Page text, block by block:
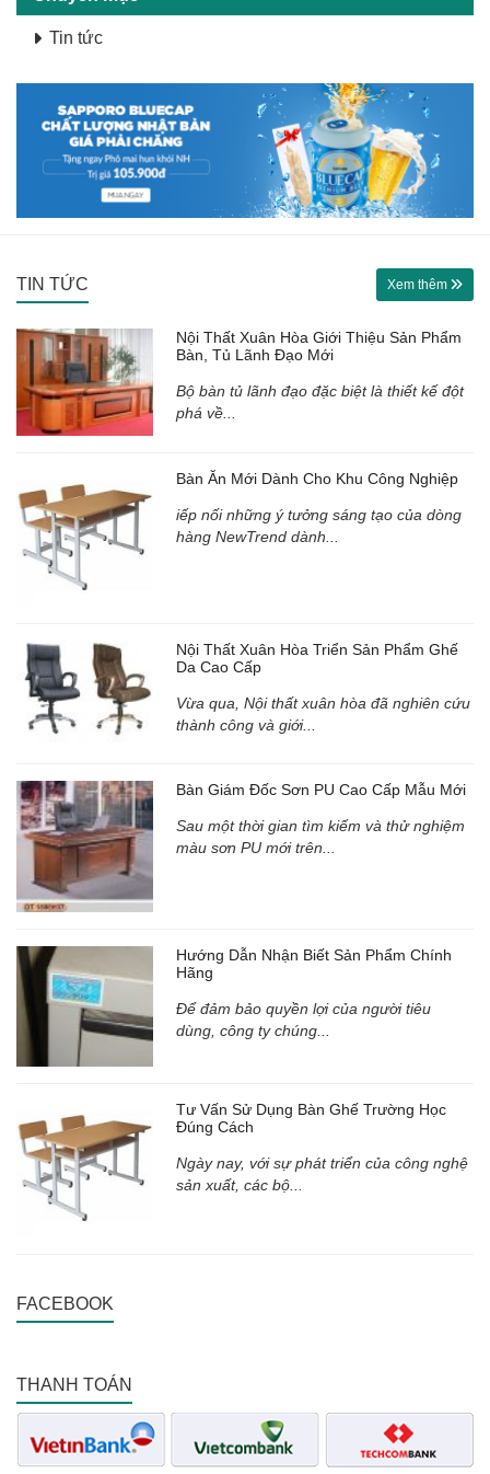
Tin tức
TIN TỨC Xem thêm
Nội Thất Xuân Hòa Giới Thiệu Sản Phẩm
Bàn, Tủ Lãnh Đạo Mới
Bộ bàn tủ lãnh đạo đặc biệt là thiết kế đột
phá về...
Bàn Ăn Mới Dành Cho Khu Công Nghiệp
iếp nối những ý tưởng sáng tạo của dòng
hàng NewTrend dành...
Nội Thất Xuân Hòa Triển Sản Phẩm Ghế
Da Cao Cấp
Vừa qua, Nội thất xuân hòa đã nghiên cứu
thành công và giới...
Bàn Giám Đốc Sơn PU Cao Cấp Mẫu Mới
Sau một thời gian tìm kiếm và thử nghiệm
màu sơn PU mới trên...
Hướng Dẫn Nhận Biết Sản Phẩm Chính
Hãng
Để đảm bảo quyền lợi của người tiêu
dùng, công ty chúng...
Tư Vấn Sử Dụng Bàn Ghế Trường Học
Đúng Cách
Ngày nay, với sự phát triển của công nghệ
sản xuất, các bộ...
FACEBOOK
THANH TOÁN